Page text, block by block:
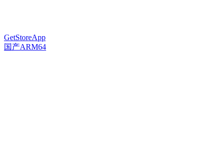
GetStoreApp
国产ARM64